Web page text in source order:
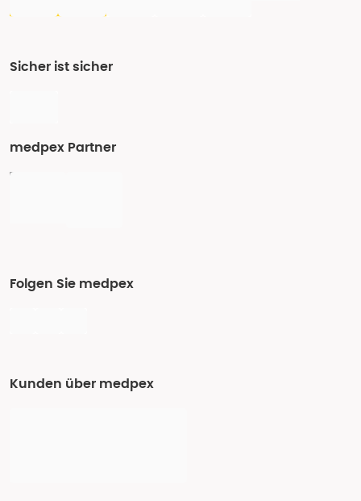
Sicher ist sicher
medpex Partner
Folgen Sie medpex
Kunden über medpex